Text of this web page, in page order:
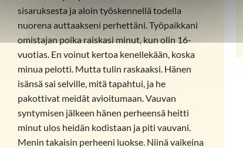
sisaruksesta ja aloin työskennellä todella
nuorena auttaakseni perhettäni. Työpaikkani
omistajan poika raiskasi minut, kun olin 16-
vuotias. En voinut kertoa kenellekään, koska
minua pelotti. Mutta tulin raskaaksi. Hänen
isänsä sai selville, mitä tapahtui, ja he
pakottivat meidät avioitumaan. Vauvan
syntymisen jälkeen hänen perheensä heitti
minut ulos heidän kodistaan ja piti vauvani.
Menin takaisin perheeni luokse. Niinä vaikeina